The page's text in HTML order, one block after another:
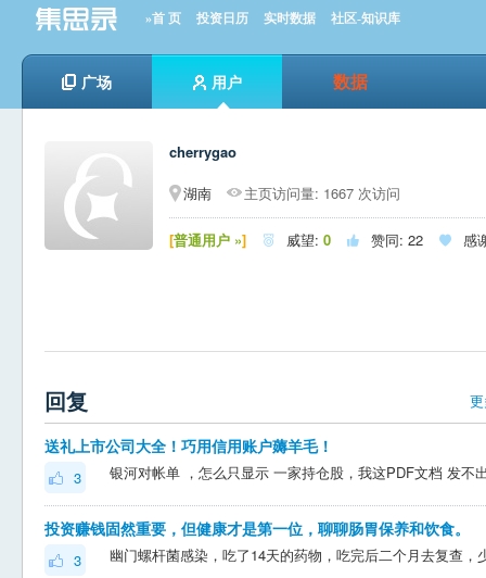
»首 页 投资日历 实时数据 社区-知识库
广场 用户 数据
cherrygao
湖南
主页访问量: 1667 次访问
[普通用户 »]  威望: 0  赞同: 22  感
回复
送礼上市公司大全！巧用信用账户薅羊毛！
3
投资赚钱固然重要，但健康才是第一位，聊聊肠胃保养和饮食。
3